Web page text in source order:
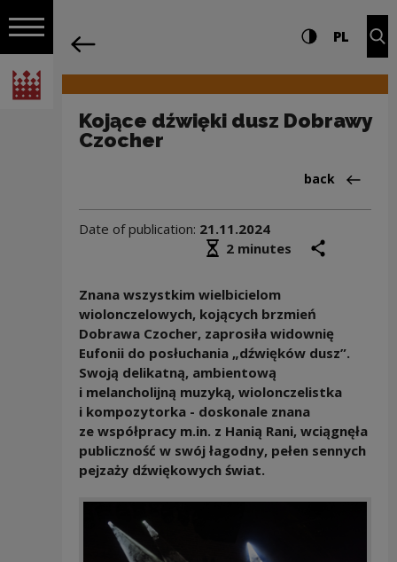
Open navigation
National Centre for Culture Poland
Navigation Settings and search
High contrast
PL
Kojące dźwięki dusz Dobrawy
Czocher
Back to:News
back
Date of publication: 21.11.2024
Średni czas czytania
2 minutes
Znana wszystkim wielbicielom
wiolonczelowych, kojących brzmień
Dobrawa Czocher, zaprosiła widownię
Eufonii do posłuchania „dźwięków dusz”.
Swoją delikatną, ambientową
i melancholijną muzyką, wiolonczelistka
i kompozytorka - doskonale znana
ze współpracy m.in. z Hanią Rani, wciągnęła
publiczność w swój łagodny, pełen sennych
pejzaży dźwiękowych świat.